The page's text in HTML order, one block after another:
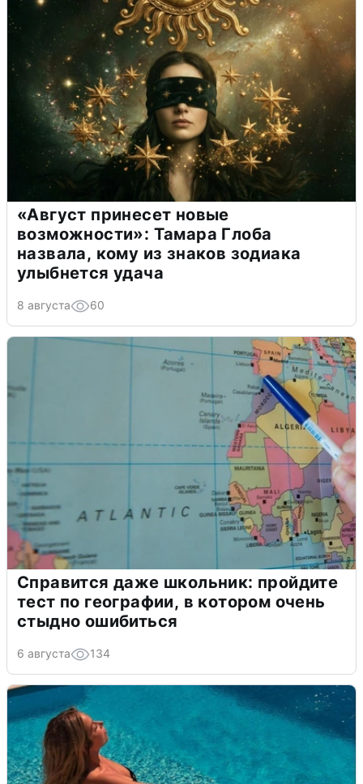
«Август принесет новые
возможности»: Тамара Глоба
назвала, кому из знаков зодиака
улыбнется удача
8 августа 60
Справится даже школьник: пройдите
тест по географии, в котором очень
стыдно ошибиться
6 августа 134